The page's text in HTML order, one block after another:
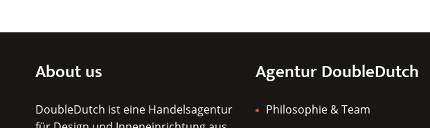
About us
DoubleDutch ist eine Handelsagentur
Agentur DoubleDutch
Philosophie & Team